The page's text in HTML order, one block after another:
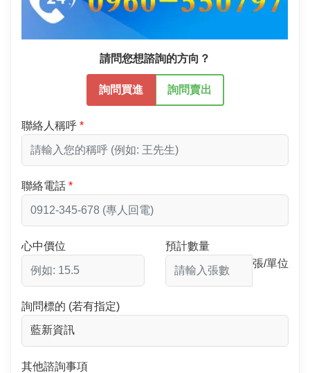
請問您想諮詢的方向？
詢問買進 詢問賣出
聯絡人稱呼
聯絡電話
心中價位
預計數量
張/單位
詢問標的 (若有指定)
其他諮詢事項